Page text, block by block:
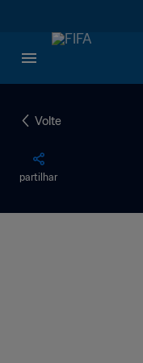
Volte
partilhar